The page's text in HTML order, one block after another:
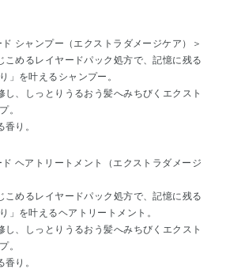
シャンプー（エクストラダメージケア）＞
こめるレイヤードパック処方で、記憶に残る
」を叶えるシャンプー。
し、しっとりうるおう髪へみちびくエクスト
。
り。
ヘアトリートメント（エクストラダメージ
こめるレイヤードパック処方で、記憶に残る
」を叶えるヘアトリートメント。
し、しっとりうるおう髪へみちびくエクスト
。
り。